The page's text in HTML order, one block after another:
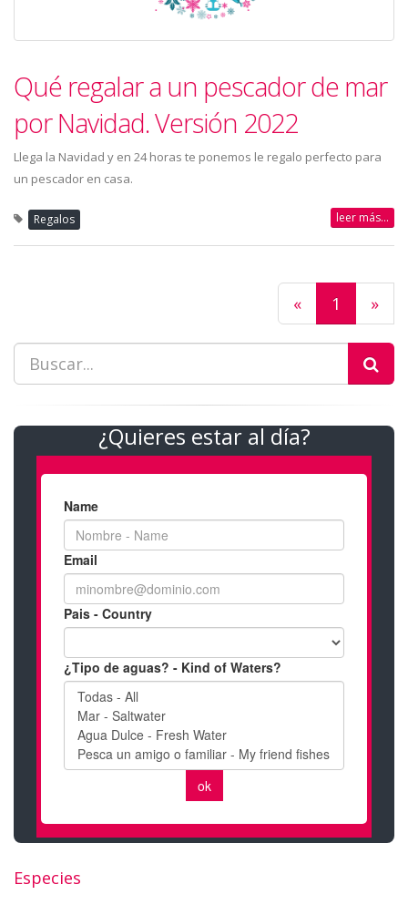
Qué regalar a un pescador de mar
por Navidad. Versión 2022
Llega la Navidad y en 24 horas te ponemos le regalo perfecto para
un pescador en casa.
Regalos leer más...
« 1 »
¿Quieres estar al día?
Especies